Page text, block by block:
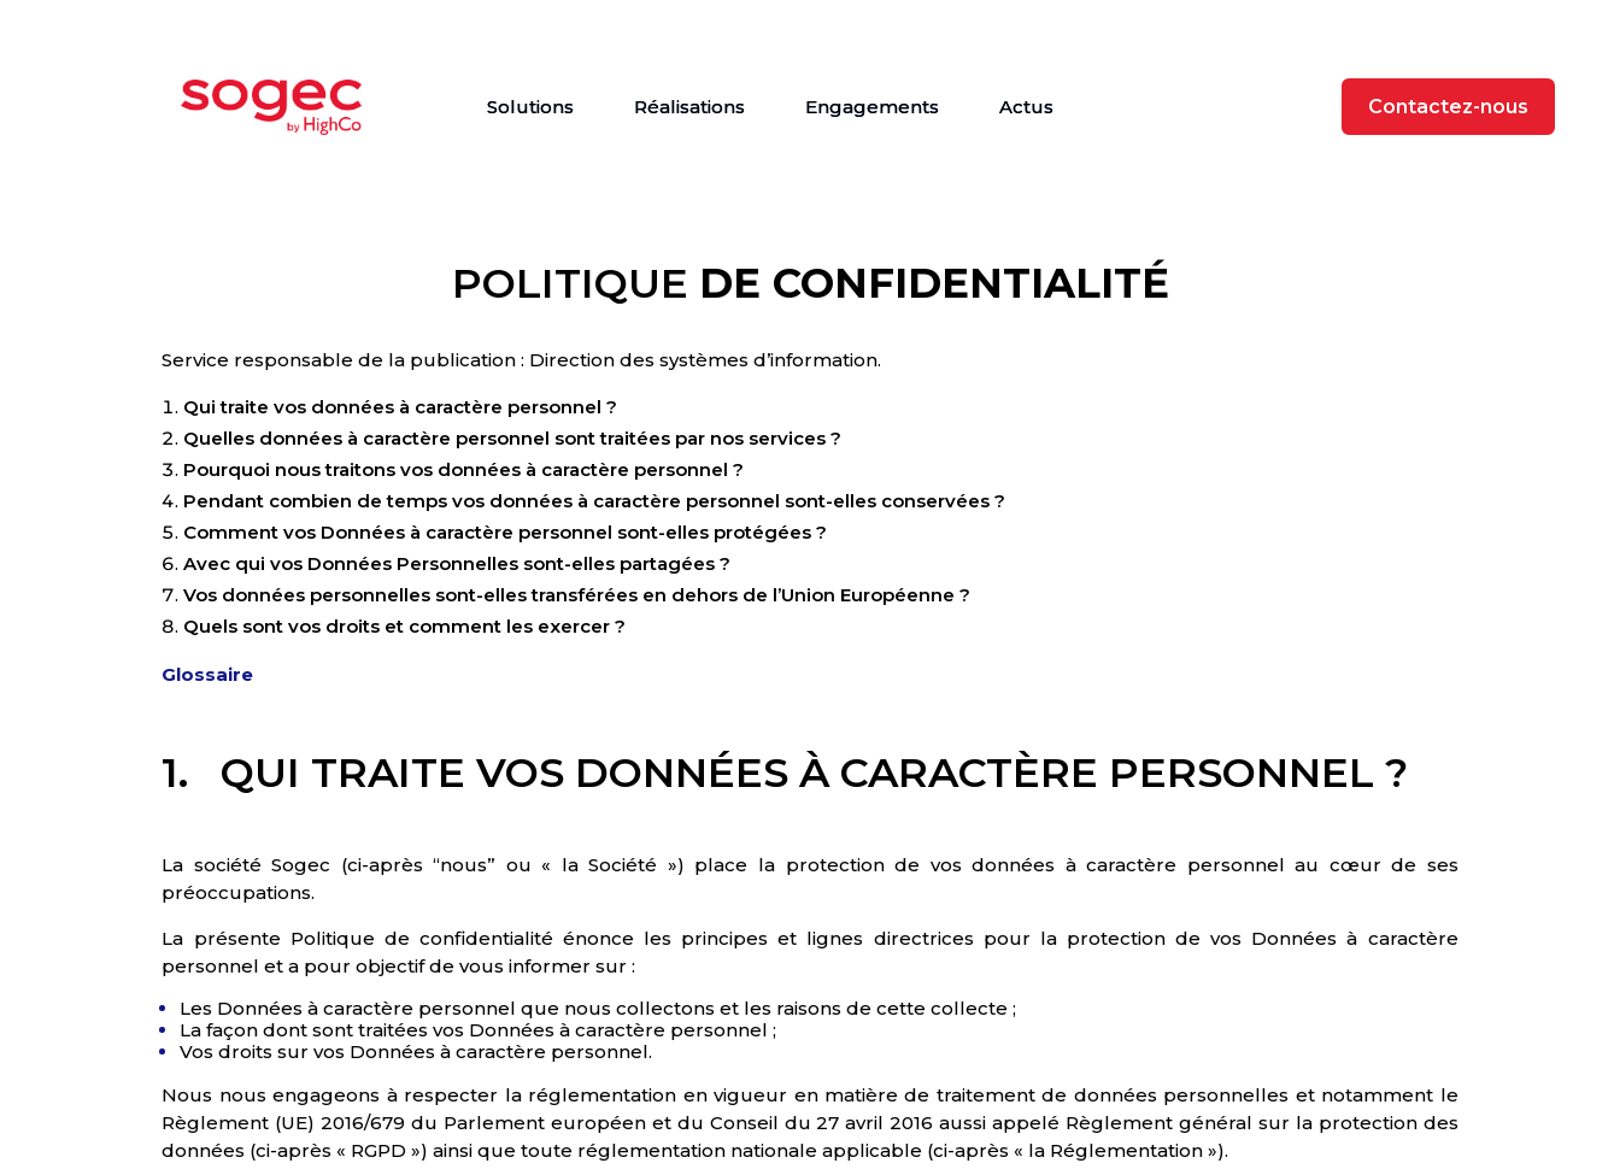
Solutions Réalisations Engagements Actus Contactez-nous
POLITIQUE DE CONFIDENTIALITÉ
Service responsable de la publication : Direction des systèmes d’information.
Qui traite vos données à caractère personnel ?
Quelles données à caractère personnel sont traitées par nos services ?
Pourquoi nous traitons vos données à caractère personnel ?
Pendant combien de temps vos données à caractère personnel sont-elles conservées ?
Comment vos Données à caractère personnel sont-elles protégées ?
Avec qui vos Données Personnelles sont-elles partagées ?
Vos données personnelles sont-elles transférées en dehors de l’Union Européenne ?
Quels sont vos droits et comment les exercer ?
Glossaire
1. QUI TRAITE VOS DONNÉES À CARACTÈRE PERSONNEL ?
La société Sogec (ci-après “nous” ou « la Société ») place la protection de vos données à caractère personnel au cœur de ses
préoccupations.
La présente Politique de confidentialité énonce les principes et lignes directrices pour la protection de vos Données à caractère
personnel et a pour objectif de vous informer sur :
Les Données à caractère personnel que nous collectons et les raisons de cette collecte ;
La façon dont sont traitées vos Données à caractère personnel ;
Vos droits sur vos Données à caractère personnel.
Nous nous engageons à respecter la réglementation en vigueur en matière de traitement de données personnelles et notamment le
Règlement (UE) 2016/679 du Parlement européen et du Conseil du 27 avril 2016 aussi appelé Règlement général sur la protection des
données (ci-après « RGPD ») ainsi que toute réglementation nationale applicable (ci-après « la Réglementation »).